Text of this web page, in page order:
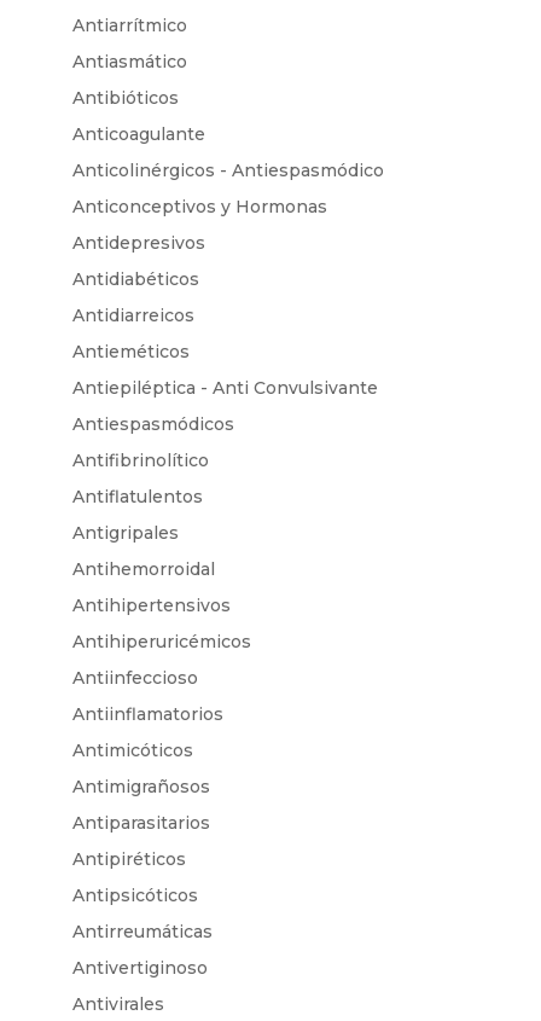
Antiarrítmico
Antiasmático
Antibióticos
Anticoagulante
Anticolinérgicos - Antiespasmódico
Anticonceptivos y Hormonas
Antidepresivos
Antidiabéticos
Antidiarreicos
Antieméticos
Antiepiléptica - Anti Convulsivante
Antiespasmódicos
Antifibrinolítico
Antiflatulentos
Antigripales
Antihemorroidal
Antihipertensivos
Antihiperuricémicos
Antiinfeccioso
Antiinflamatorios
Antimicóticos
Antimigrañosos
Antiparasitarios
Antipiréticos
Antipsicóticos
Antirreumáticas
Antivertiginoso
Antivirales